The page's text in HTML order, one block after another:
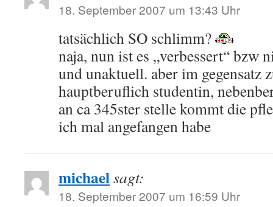
18. September 2007 um 13:43 Uhr
tatsächlich SO schlimm?
naja, nun ist es „verbessert“ bzw
und unaktuell. aber im gegensatz
hauptberuflich studentin,
an ca 345ster stelle kommt die
ich mal angefangen habe
michaelsagt:
18. September 2007 um 16:59 Uhr